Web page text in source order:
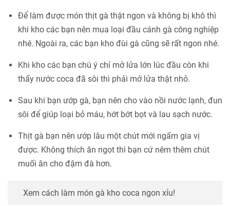
Để làm được món thịt gà thật ngon và không bị khô thì
khi kho các bạn nên mua loại đầu cánh gà công nghiệp
nhé. Ngoài ra, các bạn kho đùi gà cũng sẽ rất ngon nhé.
Khi kho các bạn chú ý chỉ mở lửa lớn lúc đầu còn khi
thấy nước coca đã sôi thì phải mở lửa thật nhỏ.
Sau khi bạn ướp gà, bạn nên cho vào nồi nước lạnh, đun
sôi để giúp loại bỏ máu, hớt bớt bọt và lau sạch nước.
Thịt gà bạn nên ướp lâu một chút mới ngấm gia vị
được. Không thích ăn ngọt thì bạn cứ nêm thêm chút
muối ăn cho đậm đà hơn.
Xem cách làm món gà kho coca ngon xỉu!